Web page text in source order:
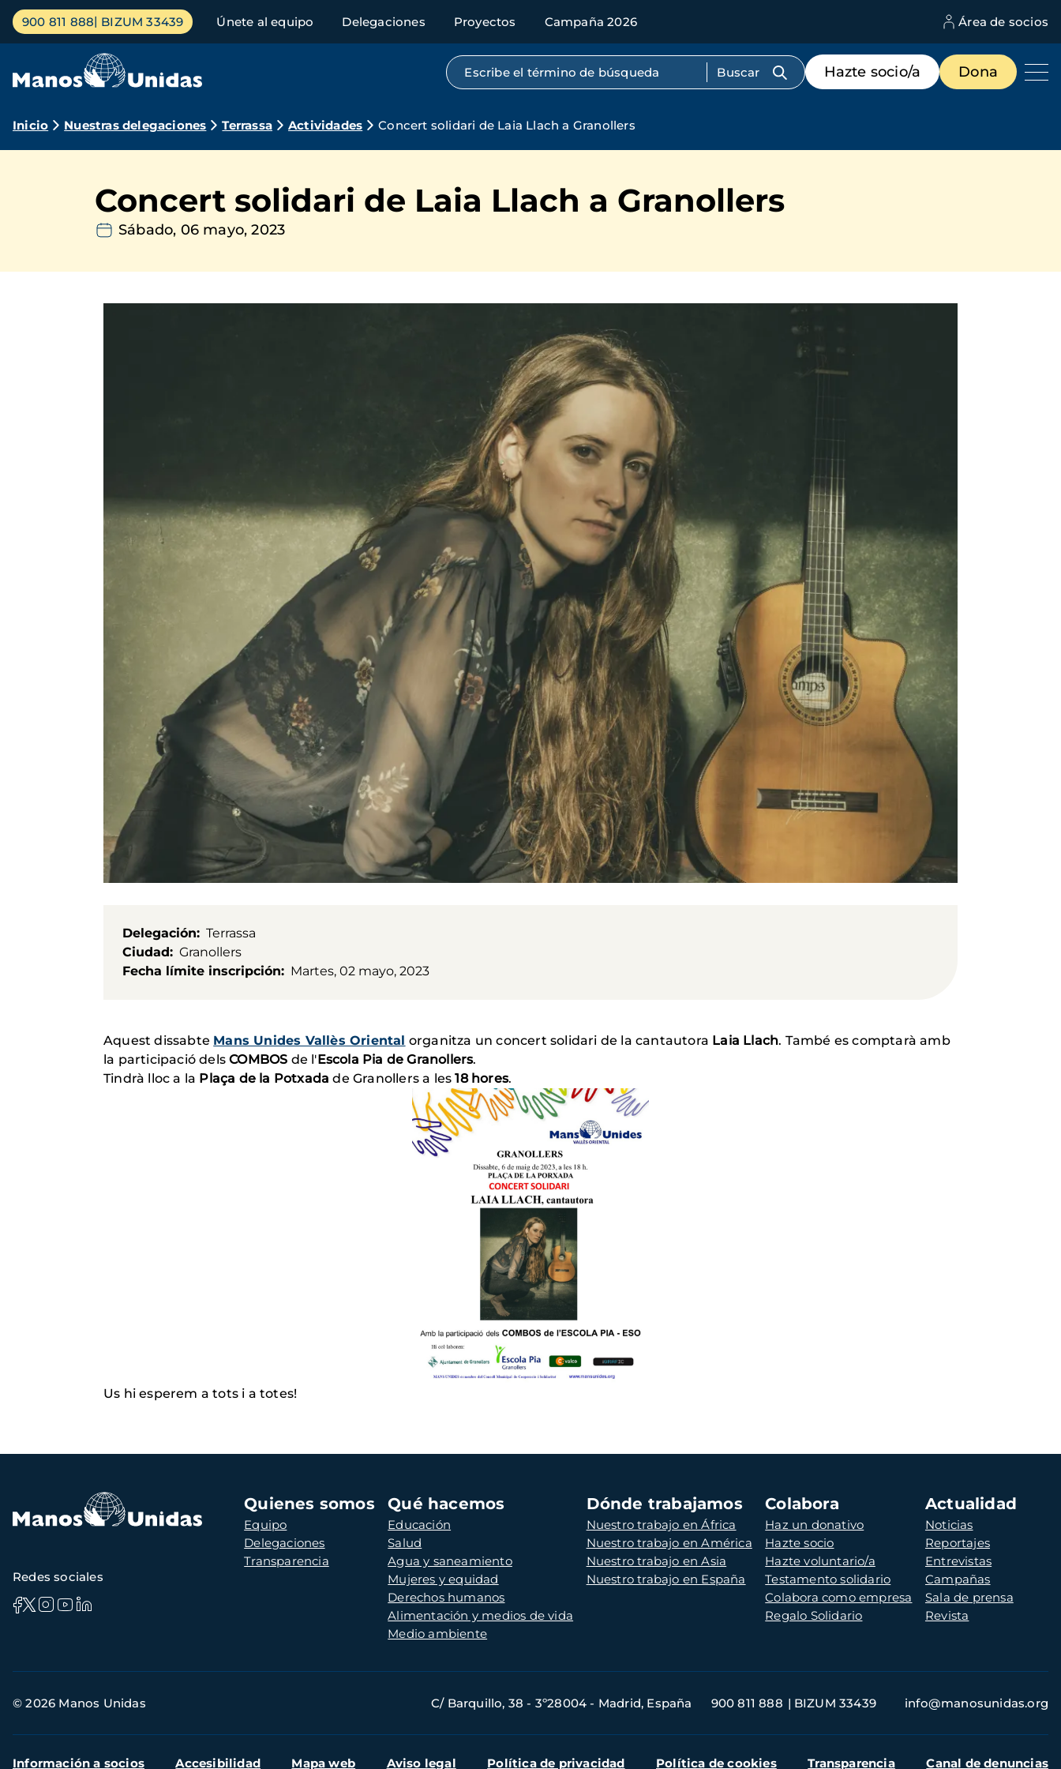
Pasar
contenido
Menú
principal
900 811 888 BIZUM 33439 Únete al equipo Delegaciones Proyectos Campaña 2026 Área de socios
Búsqueda por texto completo
Menú
de
destacados
Hazte socio/a Dona
Ruta
navegación
Inicio Nuestras delegaciones Terrassa Actividades Concert solidari de Laia Llach a Granollers
Concert solidari de Laia Llach a Granollers
Sábado, 06 mayo, 2023
Delegación
Terrassa
Ciudad
Granollers
Fecha límite inscripción
Martes, 02 mayo, 2023
Aquest dissabte Mans Unides Vallès Oriental organitza un concert solidari de la cantautora Laia Llach. També es comptarà amb
la participació delsCOMBOS de l'Escola Pia de Granollers.
Tindrà lloc a la Plaça de la Potxada de Granollers a les18 hores.
Us hi esperem a tots i a totes!
Navegación
principal
Quienes somos
Equipo
Delegaciones
Transparencia
Qué hacemos
Educación
Salud
Agua y saneamiento
Mujeres y equidad
Derechos humanos
Alimentación y medios de vida
Medio ambiente
Dónde trabajamos
Nuestro trabajo en África
Nuestro trabajo en América
Nuestro trabajo en Asia
Nuestro trabajo en España
Colabora
Haz un donativo
Hazte socio
Hazte voluntario/a
Testamento solidario
Colabora como empresa
Regalo Solidario
Actualidad
Noticias
Reportajes
Entrevistas
Campañas
Sala de prensa
Revista
Redes sociales
de
© 2026 Manos Unidas C/ Barquillo, 38 - 3º28004 - Madrid, España 900 811 888 BIZUM 33439 info@manosunidas.org
Menú
Información a socios Accesibilidad Mapa web Aviso legal Política de privacidad Política de cookies Transparencia Canal de denuncias